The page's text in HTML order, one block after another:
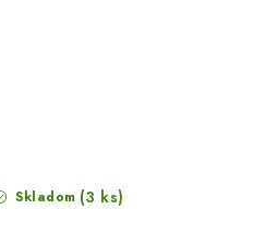
Skladom (3 ks)